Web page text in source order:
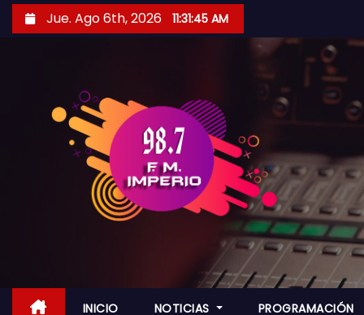
Jue. Ago 6th, 2026 11:31:47 AM
INICIO NOTICIAS PROGRAMACIÓN